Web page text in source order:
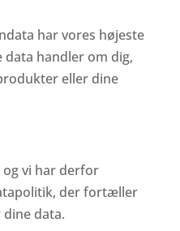
har vores højeste
handler om dig,
eller dine
vi har derfor
der fortæller
data.